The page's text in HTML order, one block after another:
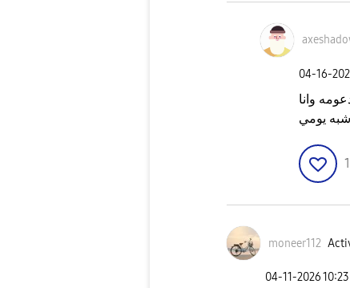
‎04-16-
وانا
1
moneer112
‎04-11-2026